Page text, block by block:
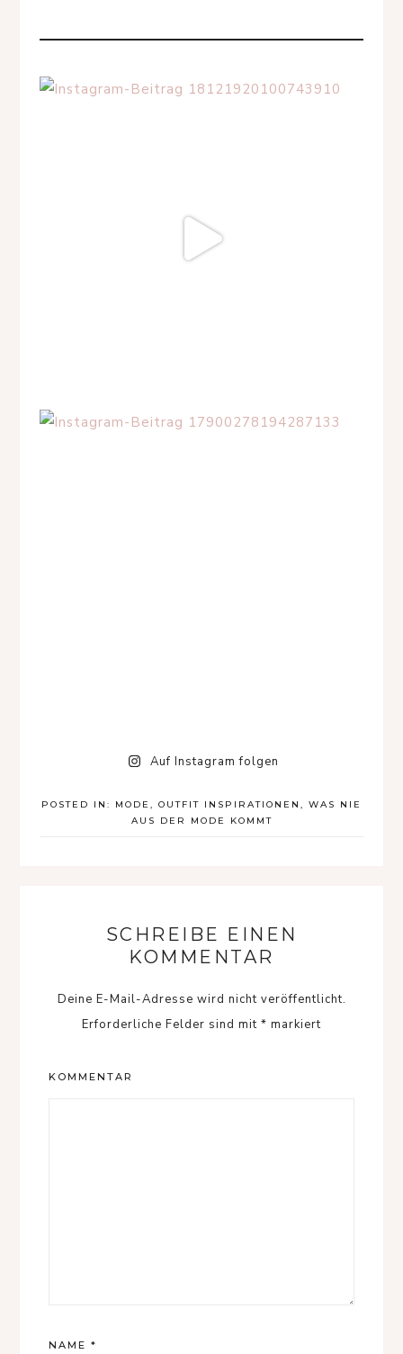
Auf Instagram folgen
POSTED IN: MODE , OUTFIT INSPIRATIONEN , WAS NIE
AUS DER MODE KOMMT
SCHREIBE EINEN
KOMMENTAR
Deine E-Mail-Adresse wird nicht veröffentlicht.
Erforderliche Felder sind mit * markiert
KOMMENTAR
NAME *